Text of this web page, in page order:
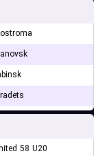
58 U20